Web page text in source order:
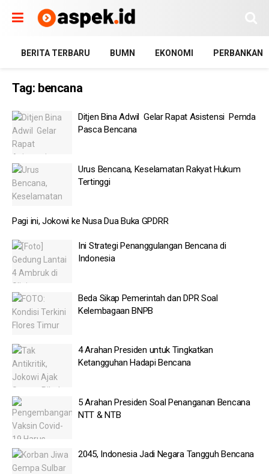
BERITA TERBARU BUMN EKONOMI PERBANKAN
Tag: bencana
Ditjen Bina Adwil Gelar Rapat Asistensi Pemda
Pasca Bencana
Urus Bencana, Keselamatan Rakyat Hukum
Tertinggi
Pagi ini, Jokowi ke Nusa Dua Buka GPDRR
Ini Strategi Penanggulangan Bencana di
Indonesia
Beda Sikap Pemerintah dan DPR Soal
Kelembagaan BNPB
4 Arahan Presiden untuk Tingkatkan
Ketangguhan Hadapi Bencana
5 Arahan Presiden Soal Penanganan Bencana
NTT & NTB
2045, Indonesia Jadi Negara Tangguh Bencana